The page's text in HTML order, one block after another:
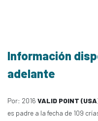
Información
adelante
Por: 2016 VALID POINT
es padre a la fecha de 109